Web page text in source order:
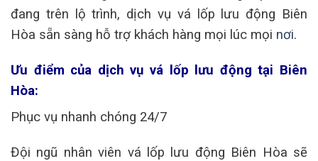
đang trên lộ trình, dịch vụ vá lốp lưu động Biên
Hòa sẵn sàng hỗ trợ khách hàng mọi lúc mọi nơi.
Ưu điểm của dịch vụ vá lốp lưu động tại Biên
Hòa:
Phục vụ nhanh chóng 24/7
Đội ngũ nhân viên vá lốp lưu động Biên Hòa sẽ